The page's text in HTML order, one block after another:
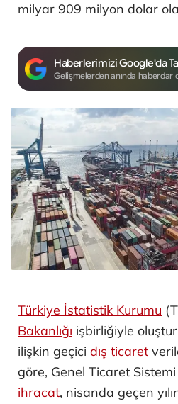
milyar 909 milyon dolar
Haberlerimizi Google'da
Gelişmelerden anında haberdar
Türkiye İstatistik Kurumu
Bakanlığı işbirliğiyle
ilişkin geçici dış ticaret
göre, Genel Ticaret
ihracat, nisanda geçen